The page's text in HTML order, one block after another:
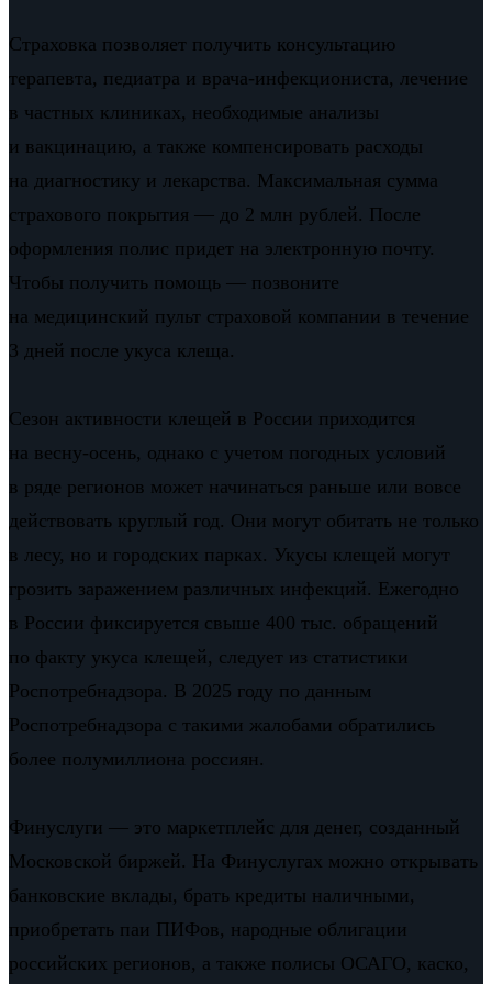
Страховка позволяет получить консультацию
терапевта, педиатра и врача-инфекциониста, лечение
в частных клиниках, необходимые анализы
и вакцинацию, а также компенсировать расходы
на диагностику и лекарства. Максимальная сумма
страхового покрытия — до 2 млн рублей. После
оформления полис придет на электронную почту.
Чтобы получить помощь — позвоните
на медицинский пульт страховой компании в течение
3 дней после укуса клеща.
Сезон активности клещей в России приходится
на весну-осень, однако с учетом погодных условий
в ряде регионов может начинаться раньше или вовсе
действовать круглый год. Они могут обитать не только
в лесу, но и городских парках. Укусы клещей могут
грозить заражением различных инфекций. Ежегодно
в России фиксируется свыше 400 тыс. обращений
по факту укуса клещей, следует из статистики
Роспотребнадзора. В 2025 году по данным
Роспотребнадзора с такими жалобами обратились
более полумиллиона россиян.
Финуслуги — это маркетплейс для денег, созданный
Московской биржей. На Финуслугах можно открывать
банковские вклады, брать кредиты наличными,
приобретать паи ПИФов, народные облигации
российских регионов, а также полисы ОСАГО, каско,